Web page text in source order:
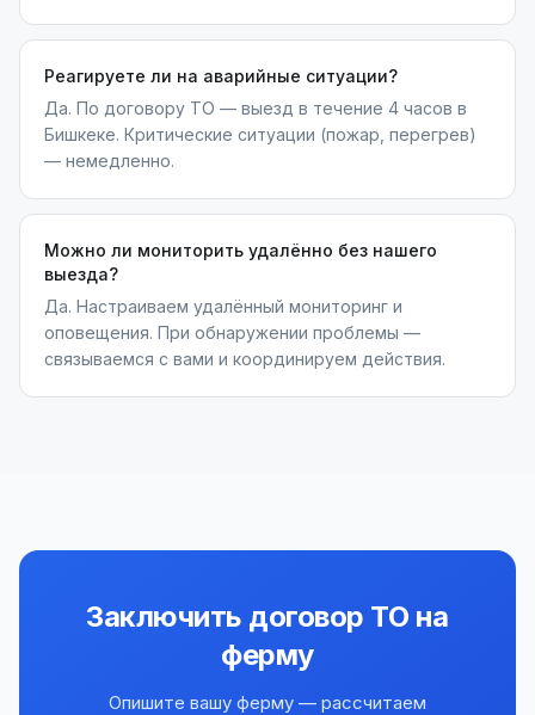
Реагируете ли на аварийные ситуации?
Да. По договору ТО — выезд в течение 4 часов в
Бишкеке. Критические ситуации (пожар, перегрев)
— немедленно.
Можно ли мониторить удалённо без нашего
выезда?
Да. Настраиваем удалённый мониторинг и
оповещения. При обнаружении проблемы —
связываемся с вами и координируем действия.
Заключить договор ТО на
ферму
Опишите вашу ферму — рассчитаем